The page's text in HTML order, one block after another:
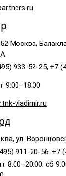
Москва,
933-52-25, +7
9:00–18:00
vladimir.ru
ул.
911-20-56, +7
8:00–20:00; сб